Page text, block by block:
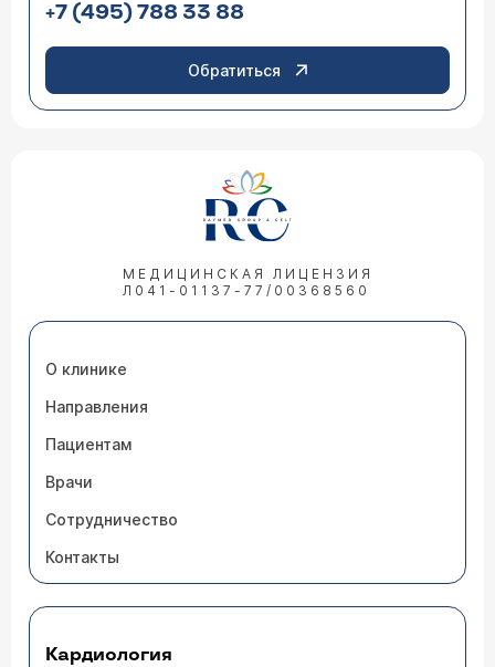
+7 (495) 788 33 88
Обратиться
МЕДИЦИНСКАЯ ЛИЦЕНЗИЯ
Л041-01137-77/00368560
О клинике
Направления
Пациентам
Врачи
Сотрудничество
Контакты
Кардиология